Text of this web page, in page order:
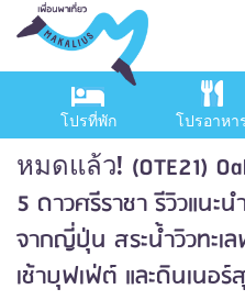
โปรที่พัก โปรอาหา
หมดแล้ว! (OTE21)
5 ดาวศรีราชา รีวิวแนะ
จากญี่ปุ่น สระน้ำวิวทะเ
เช้าบุฟเฟ่ต์ และดินเนอ